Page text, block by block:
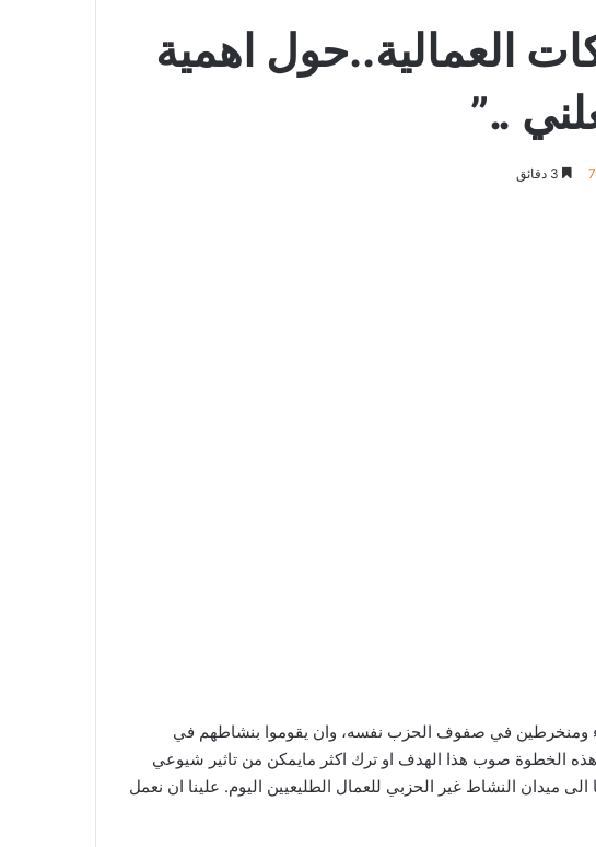
العمالية..حول اهمية
..”
ومنخرطين في صفوف الحزب نفسه، وان يقوموا بنشاطهم في
الخطوة صوب هذا الهدف او ترك اكثر مايمكن من تاثير شيوعي
ميدان النشاط غير الحزبي للعمال الطليعيين اليوم. علينا ان نعمل